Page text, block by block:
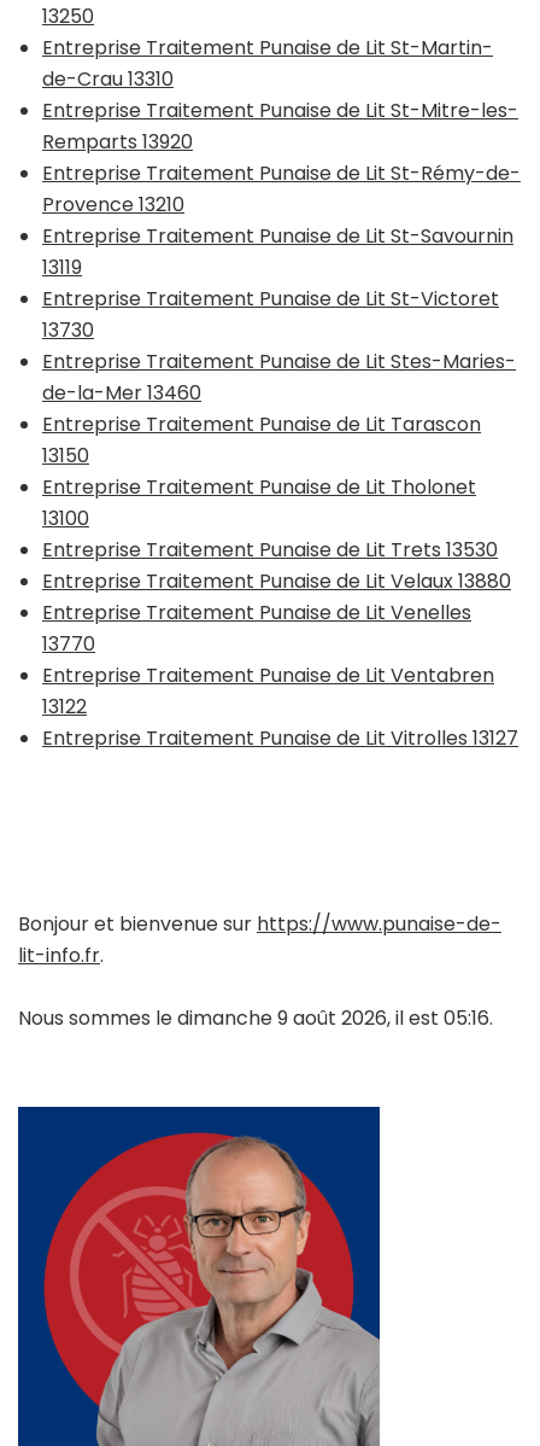
13250
Entreprise Traitement Punaise de Lit St-Martin-
de-Crau 13310
Entreprise Traitement Punaise de Lit St-Mitre-les-
Remparts 13920
Entreprise Traitement Punaise de Lit St-Rémy-de-
Provence 13210
Entreprise Traitement Punaise de Lit St-Savournin
13119
Entreprise Traitement Punaise de Lit St-Victoret
13730
Entreprise Traitement Punaise de Lit Stes-Maries-
de-la-Mer 13460
Entreprise Traitement Punaise de Lit Tarascon
13150
Entreprise Traitement Punaise de Lit Tholonet
13100
Entreprise Traitement Punaise de Lit Trets 13530
Entreprise Traitement Punaise de Lit Velaux 13880
Entreprise Traitement Punaise de Lit Venelles
13770
Entreprise Traitement Punaise de Lit Ventabren
13122
Entreprise Traitement Punaise de Lit Vitrolles 13127
Bonjour et bienvenue sur https://www.punaise-de-
lit-info.fr.
Nous sommes le dimanche 9 août 2026, il est 05:16.